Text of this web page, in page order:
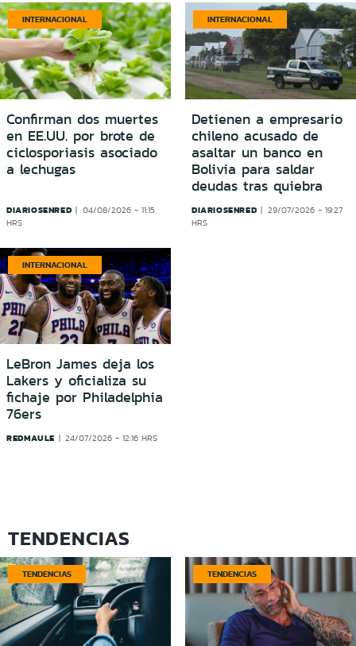
INTERNACIONAL
Confirman dos muertes
en EE.UU. por brote de
ciclosporiasis asociado
a lechugas
DIARIOSENRED
04/08/2026 - 11:15
HRS
INTERNACIONAL
Detienen a empresario
chileno acusado de
asaltar un banco en
Bolivia para saldar
deudas tras quiebra
DIARIOSENRED
29/07/2026 - 19:27
HRS
INTERNACIONAL
LeBron James deja los
Lakers y oficializa su
fichaje por Philadelphia
76ers
REDMAULE 24/07/2026 - 12:16 HRS
TENDENCIAS
TENDENCIAS TENDENCIAS